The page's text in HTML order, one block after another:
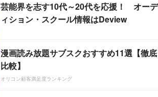
芸能界を志す10代～20代を応援！ オーデ
ィション・スクール情報はDeview
漫画読み放題サブスクおすすめ11選【徹底
比較】
オリコン顧客満足度ランキング